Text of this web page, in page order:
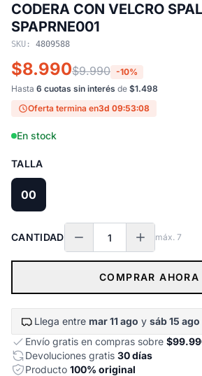
CODERA CON VELCRO
SPAPRNE001
SKU: 4809588
$8.990$9.990 -10%
Hasta 6 cuotas sin interés de $1.498
Oferta termina en3d 09:53:08
En stock
TALLA
00
CANTIDAD máx. 7
COMPRAR
Llega entre mar 11 ago y sáb 15 ago
Envío gratis en compras sobre
Devoluciones gratis 30 días
Producto 100% original